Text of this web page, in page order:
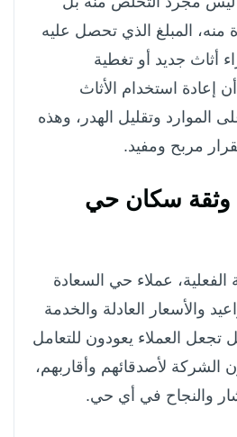
منه، المبلغ الذي تحصل عليه
أثاث جديد أو تغطية
إعادة استخدام الأثاث
الموارد وتقليل الهدر، وهذه
مربح ومفيد.
وثقة سكان حي
الفعلية، عملاء حي السعادة
والأسعار العادلة والخدمة
تجعل العملاء يعودون للتعامل
لأصدقائهم وأقاربهم،
والنجاح في أي حي.